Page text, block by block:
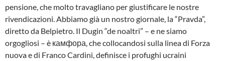
pensione, che molto travagliano per giustificare le nostre
rivendicazioni. Abbiamo già un nostro giornale, la “Pravda”,
diretto da Belpietro. Il Dugin “de noaltri” – e ne siamo
orgogliosi – è камфора, che collocandosi sulla linea di Forza
nuova e di Franco Cardini, definisce i profughi ucraini